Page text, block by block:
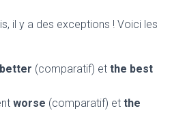
il y a des exceptions ! Voici les
better (comparatif) et the best
worse (comparatif) et the